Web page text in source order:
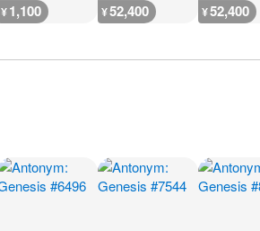
¥1,100 ¥52,400 ¥52,400